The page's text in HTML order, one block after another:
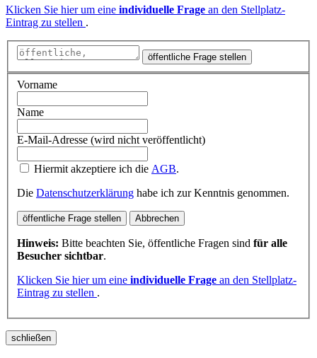
Klicken Sie hier um eine individuelle Frage an den Stellplatz-
Eintrag zu stellen .
öffentliche Frage stellen
Vorname
Name
E-Mail-Adresse (wird nicht veröffentlicht)
Hiermit akzeptiere ich die AGB.
Die Datenschutzerklärung habe ich zur Kenntnis genommen.
öffentliche Frage stellen Abbrechen
Hinweis: Bitte beachten Sie, öffentliche Fragen sind für alle
Besucher sichtbar.
Klicken Sie hier um eine individuelle Frage an den Stellplatz-
Eintrag zu stellen .
schließen